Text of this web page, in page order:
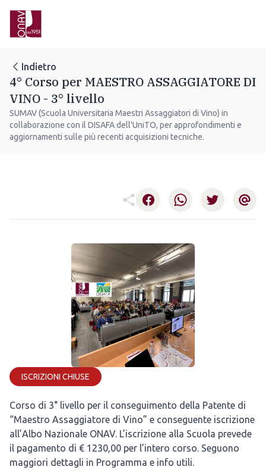
Indietro
4° Corso per MAESTRO ASSAGGIATORE DI
VINO - 3° livello
SUMAV (Scuola Universitaria Maestri Assaggiatori di Vino) in
collaborazione con il DISAFA dell'UniTO, per approfondimenti e
aggiornamenti sulle più recenti acquisizioni tecniche.
FacebookWhatsappTwitter Email
ISCRIZIONI CHIUSE
Corso di 3° livello per il conseguimento della Patente di
“Maestro Assaggiatore di Vino” e conseguente iscrizione
all’Albo Nazionale ONAV. L’iscrizione alla Scuola prevede
il pagamento di € 1230,00 per l’intero corso. Seguono
maggiori dettagli in Programma e info utili.